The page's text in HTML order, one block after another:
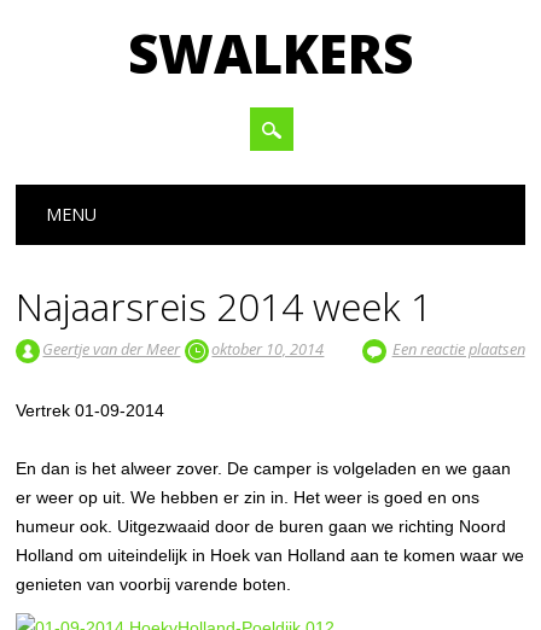
SWALKERS
Hoofdmenu
MENU
Najaarsreis 2014 week 1
Geertje van der Meer oktober 10, 2014 Een reactie plaatsen
Vertrek 01-09-2014
En dan is het alweer zover. De camper is volgeladen en we gaan
er weer op uit. We hebben er zin in. Het weer is goed en ons
humeur ook. Uitgezwaaid door de buren gaan we richting Noord
Holland om uiteindelijk in Hoek van Holland aan te komen waar we
genieten van voorbij varende boten.